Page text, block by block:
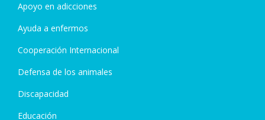
Apoyo en adicciones
Ayuda a enfermos
Cooperación Internacional
Defensa de los animales
Discapacidad
Educación